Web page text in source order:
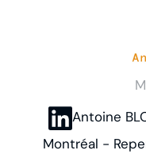
Antoine
Montréal -